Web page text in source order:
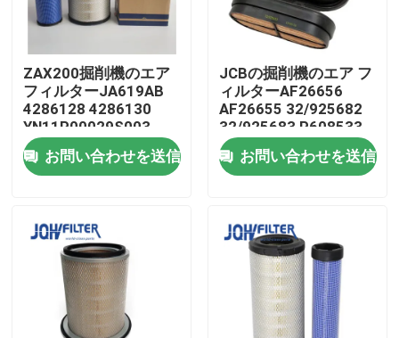
品質管理
連絡 ください
引金 を 求め て ください
掘削機のエア フィルター
ZAX200掘削機のエア
フィルターJA619AB
4286128 4286130
YN11P00029S003
YN11P00029S002
お問い合わせを送信
JCBの掘削機のエア フ
ィルターAF26656
AF26655 32/925682
32/925683 P608533
お問い合わせを送信